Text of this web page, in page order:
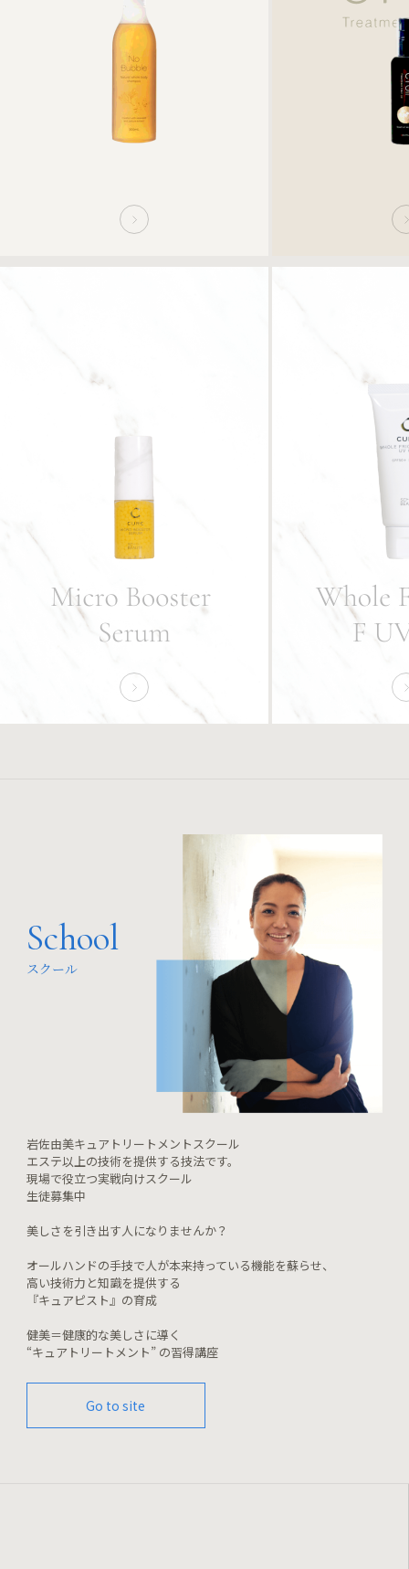
School
スクール
岩佐由美キュアトリートメントスクール
エステ以上の技術を提供する技法です。
現場で役立つ実戦向けスクール
生徒募集中
美しさを引き出す人になりませんか？
オールハンドの手技で人が本来持っている機能を蘇らせ、
高い技術力と知識を提供する
『キュアピスト』の育成
健美＝健康的な美しさに導く
“キュアトリートメント” の習得講座
Go to site